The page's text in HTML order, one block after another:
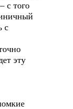
с того
с
эту